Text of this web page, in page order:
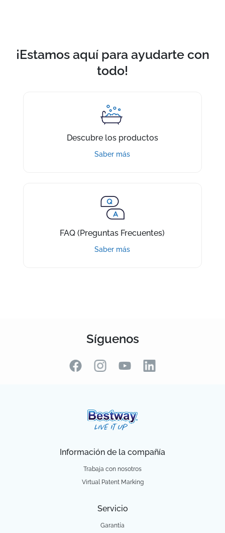
¡Estamos aquí para ayudarte con
todo!
Descubre los productos
Saber más
FAQ (Preguntas Frecuentes)
Saber más
Síguenos
Información de la compañía
Trabaja con nosotros
Virtual Patent Marking
Servicio
Garantía